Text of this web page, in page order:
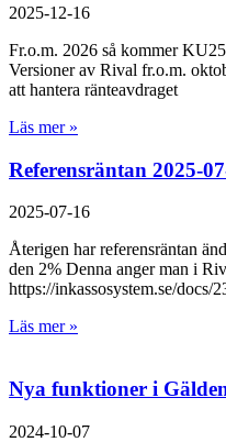
2025-12-16
Fr.o.m. 2026 så kommer
Versioner av Rival fr.o.m.
att hantera ränteavdraget
Läs mer »
Referensräntan 2025-
2025-07-16
Återigen har referensräntan
den 2% Denna anger man i
https://inkassosystem.se/docs/
Läs mer »
Nya funktioner i
2024-10-07